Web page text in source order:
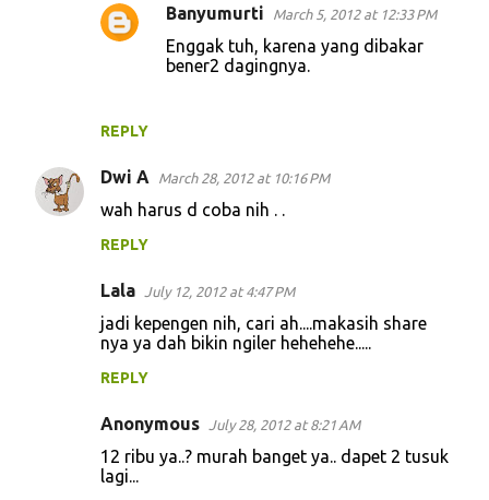
REPLY
Banyumurti March 5, 2012 at 12:33 PM
Enggak tuh, karena yang dibakar
bener2 dagingnya.
Dwi A March 28, 2012 at 10:16 PM
wah harus d coba nih . .
REPLY
Lala July 12, 2012 at 4:47 PM
jadi kepengen nih, cari ah....makasih share
nya ya dah bikin ngiler hehehehe.....
REPLY
Anonymous July 28, 2012 at 8:21 AM
12 ribu ya..? murah banget ya.. dapet 2 tusuk
lagi...